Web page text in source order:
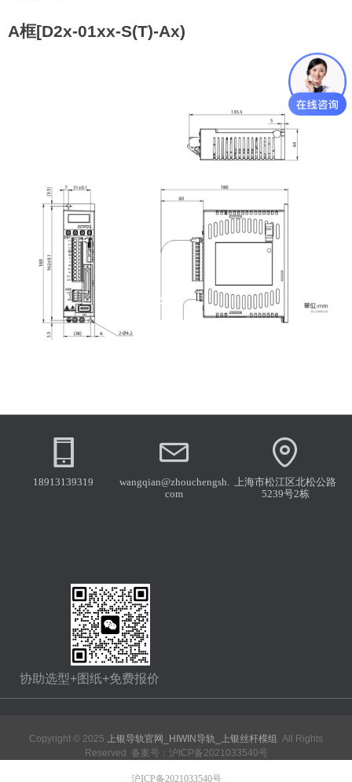
A框[D2x-01xx-S(T)-Ax)
18913139319
wangqian@zhouchengsh.
com
上海市松江区北松公路
5239号2栋
协助选型+图纸+免费报价
Copyright © 2025 上银导轨官网_HIWIN导轨_上银丝杆模组
All Rights
Reserved 备案号： 沪ICP备2021033540号
沪ICP备2021033540号